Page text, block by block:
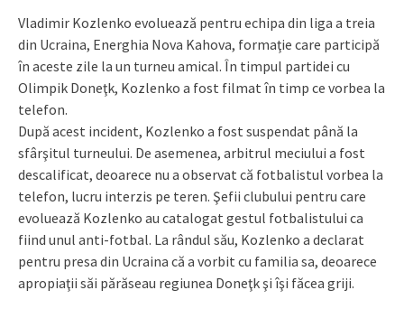
Vladimir Kozlenko evoluează pentru echipa din liga a treia
din Ucraina, Energhia Nova Kahova, formaţie care participă
în aceste zile la un turneu amical. În timpul partidei cu
Olimpik Doneţk, Kozlenko a fost filmat în timp ce vorbea la
telefon.
După acest incident, Kozlenko a fost suspendat până la
sfârşitul turneului. De asemenea, arbitrul meciului a fost
descalificat, deoarece nu a observat că fotbalistul vorbea la
telefon, lucru interzis pe teren. Şefii clubului pentru care
evoluează Kozlenko au catalogat gestul fotbalistului ca
fiind unul anti-fotbal. La rândul său, Kozlenko a declarat
pentru presa din Ucraina că a vorbit cu familia sa, deoarece
apropiaţii săi părăseau regiunea Doneţk şi îşi făcea griji.